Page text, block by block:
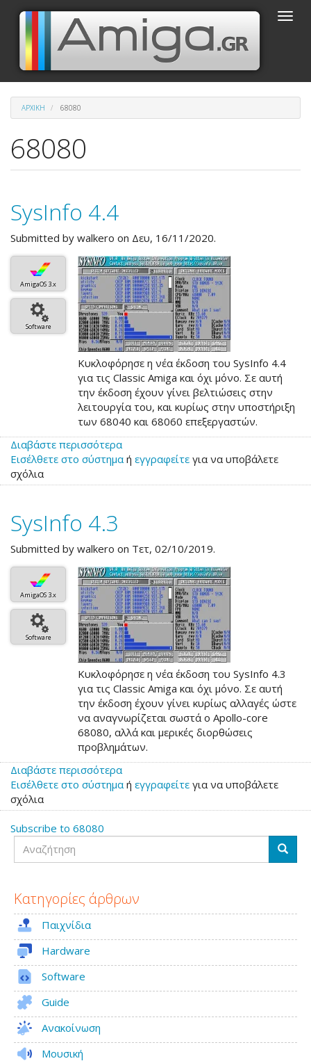
Παράκαμψη
κυρίως
περιεχόμενο
Toggle
ΑΡΧΙΚΉ 68080
68080
SysInfo 4.4
Submitted by walkero on Δευ, 16/11/2020.
AmigaOS 3.x
Software
Κυκλοφόρησε η νέα έκδοση του SysInfo 4.4
για τις Classic Amiga και όχι μόνο. Σε αυτή
την έκδοση έχουν γίνει βελτιώσεις στην
λειτουργία του, και κυρίως στην υποστήριξη
των 68040 και 68060 επεξεργαστών.
Διαβάστε περισσότερα
το
4.4
Εισέλθετε στο σύστημα ή εγγραφείτε για να υποβάλετε
σχόλια
SysInfo 4.3
Submitted by walkero on Τετ, 02/10/2019.
AmigaOS 3.x
Software
Κυκλοφόρησε η νέα έκδοση του SysInfo 4.3
για τις Classic Amiga και όχι μόνο. Σε αυτή
την έκδοση έχουν γίνει κυρίως αλλαγές ώστε
να αναγνωρίζεται σωστά ο Apollo-core
68080, αλλά και μερικές διορθώσεις
προβλημάτων.
Διαβάστε περισσότερα
το
4.3
Εισέλθετε στο σύστημα ή εγγραφείτε για να υποβάλετε
σχόλια
Subscribe to 68080
Αναζήτηση
Κατηγορίες άρθρων
Παιχνίδια
Hardware
Software
Guide
Ανακοίνωση
Μουσική